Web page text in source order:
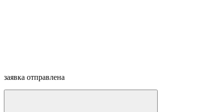
заявка отправлена